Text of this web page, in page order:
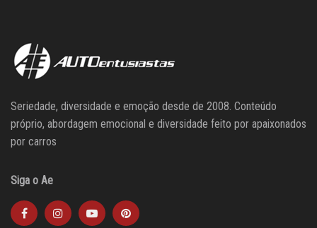
Seriedade, diversidade e emoção desde de 2008. Conteúdo
próprio, abordagem emocional e diversidade feito por apaixonados
por carros
Siga o Ae